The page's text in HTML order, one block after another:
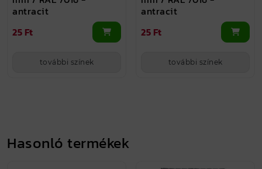
antracit
25 Ft
további színek
antracit
25 Ft
további színek
Hasonló termékek